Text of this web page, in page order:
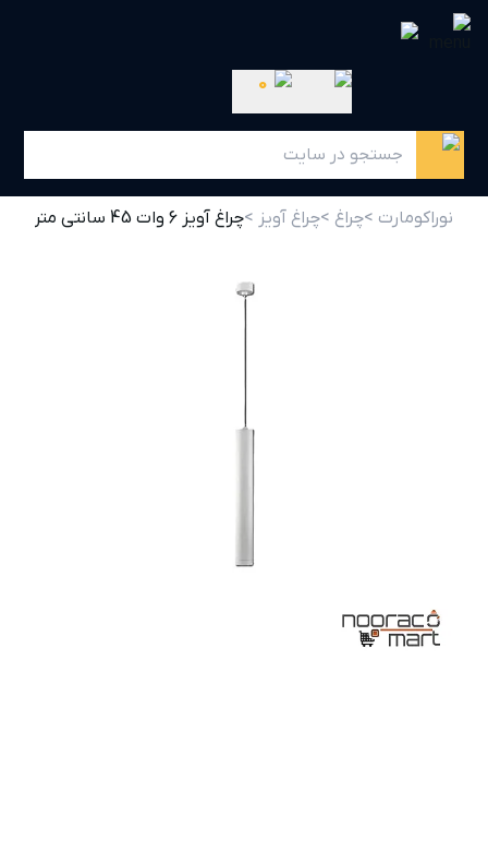
0
نوراکومارت >چراغ >چراغ آویز >چراغ آویز 6 وات 45 سانتی متری سفید N1011 نوران